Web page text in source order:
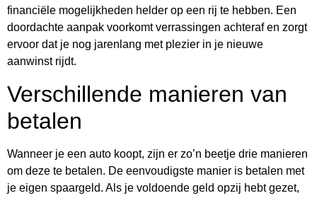
financiële mogelijkheden helder op een rij te hebben. Een
doordachte aanpak voorkomt verrassingen achteraf en zorgt
ervoor dat je nog jarenlang met plezier in je nieuwe
aanwinst rijdt.
Verschillende manieren van
betalen
Wanneer je een auto koopt, zijn er zo’n beetje drie manieren
om deze te betalen. De eenvoudigste manier is betalen met
je eigen spaargeld. Als je voldoende geld opzij hebt gezet,